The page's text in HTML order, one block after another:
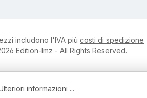
includono l'IVA più costi di spedizione
Edition-lmz - All Rights Reserved.
informazioni ...